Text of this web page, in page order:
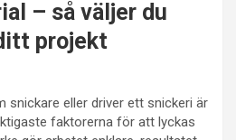
– så väljer du
projekt
snickare eller driver ett snickeri är
faktorerna för att lyckas